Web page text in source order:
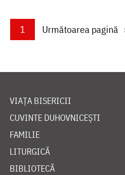
PaginareCurrent page
1 Next page
Următoarea pagină
VIAȚA BISERICII
CUVINTE DUHOVNICEȘTI
FAMILIE
LITURGICĂ
BIBLIOTECĂ